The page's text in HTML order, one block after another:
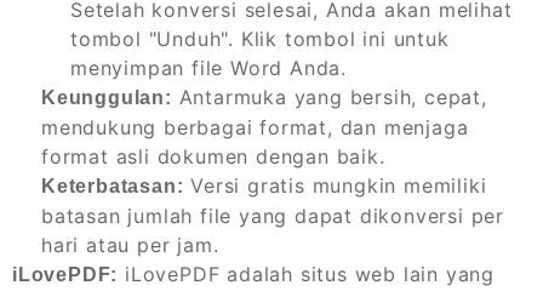
Setelah konversi selesai, Anda akan melihat
tombol "Unduh". Klik tombol ini untuk
menyimpan file Word Anda.
Keunggulan: Antarmuka yang bersih, cepat,
mendukung berbagai format, dan menjaga
format asli dokumen dengan baik.
Keterbatasan: Versi gratis mungkin memiliki
batasan jumlah file yang dapat dikonversi per
hari atau per jam.
iLovePDF: iLovePDF adalah situs web lain yang